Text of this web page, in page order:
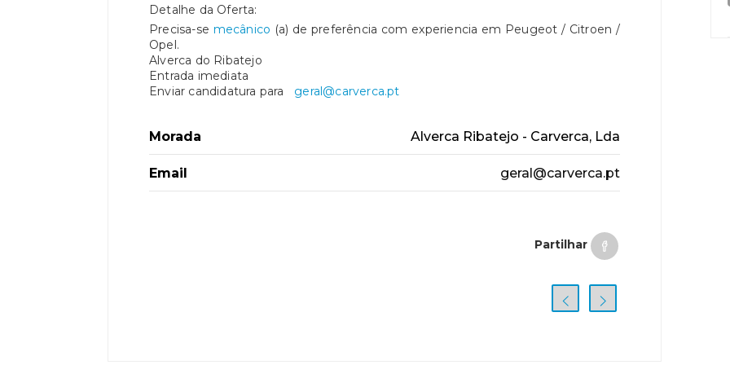
Detalhe da Oferta:
Precisa-se mecânico (a) de preferência com experiencia em Peugeot / Citroen /
Opel.
Alverca do Ribatejo
Entrada imediata
Enviar candidatura para geral@carverca.pt
Morada Alverca Ribatejo - Carverca, Lda
Email geral@carverca.pt
Partilhar